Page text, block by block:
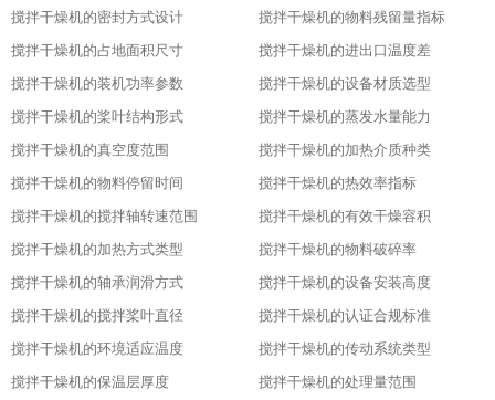
搅拌干燥机的密封方式设计
搅拌干燥机的物料残留量指标
搅拌干燥机的占地面积尺寸
搅拌干燥机的进出口温度差
搅拌干燥机的装机功率参数
搅拌干燥机的设备材质选型
搅拌干燥机的桨叶结构形式
搅拌干燥机的蒸发水量能力
搅拌干燥机的真空度范围
搅拌干燥机的加热介质种类
搅拌干燥机的物料停留时间
搅拌干燥机的热效率指标
搅拌干燥机的搅拌轴转速范围
搅拌干燥机的有效干燥容积
搅拌干燥机的加热方式类型
搅拌干燥机的物料破碎率
搅拌干燥机的轴承润滑方式
搅拌干燥机的设备安装高度
搅拌干燥机的搅拌桨叶直径
搅拌干燥机的认证合规标准
搅拌干燥机的环境适应温度
搅拌干燥机的传动系统类型
搅拌干燥机的保温层厚度
搅拌干燥机的处理量范围